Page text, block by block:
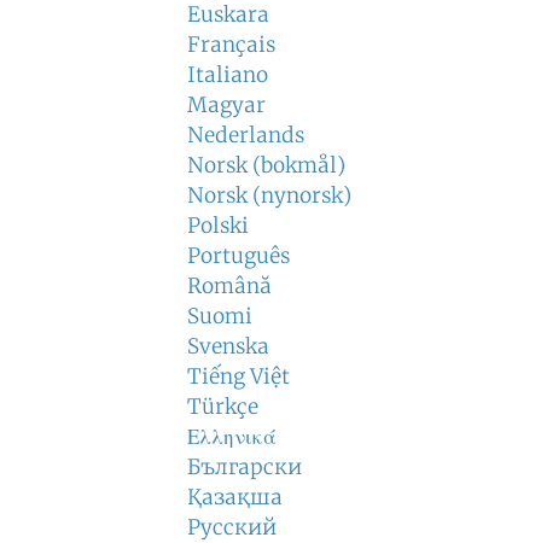
Euskara
Français
Italiano
Magyar
Nederlands
Norsk (bokmål)
Norsk (nynorsk)
Polski
Português
Română
Suomi
Svenska
Tiếng Việt
Türkçe
Ελληνικά
Български
Қазақша
Русский